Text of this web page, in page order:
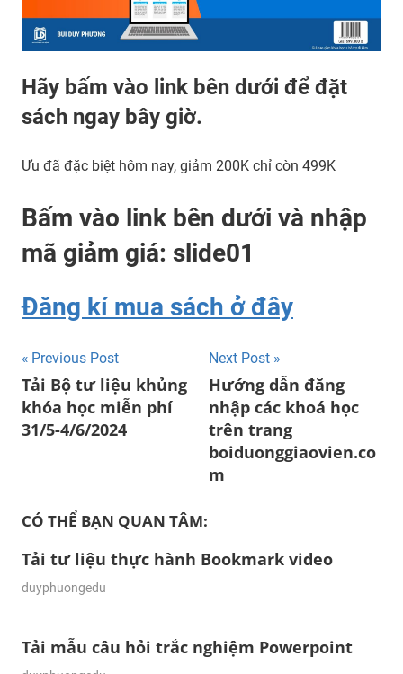
Hãy bấm vào link bên dưới để đặt
sách ngay bây giờ.
Ưu đã đặc biệt hôm nay, giảm 200K chỉ còn 499K
Bấm vào link bên dưới và nhập
mã giảm giá: slide01
Đăng kí mua sách ở đây
Post
navigation
Previous Post
Tải Bộ tư liệu khủng
khóa học miễn phí
31/5-4/6/2024
Next Post
Hướng dẫn đăng
nhập các khoá học
trên trang
boiduonggiaovien.co
m
CÓ THỂ BẠN QUAN TÂM:
Tải tư liệu thực hành Bookmark video
31/03/2024
duyphuongedu
Tải mẫu câu hỏi trắc nghiệm Powerpoint